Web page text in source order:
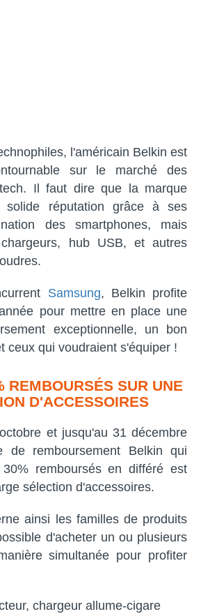
l'américain Belkin est
sur le marché des
Il faut dire que la marque
solide réputation grâce à ses
des smartphones, mais
hub USB, et autres
Samsung, Belkin profite
pour mettre en place une
exceptionnelle, un bon
ceux qui voudraient s'équiper !
REMBOURSÉS SUR UNE
D'ACCESSOIRES
et jusqu'au 31 décembre
de remboursement Belkin qui
remboursés en différé est
sélection d'accessoires.
ainsi les familles de produits
d'acheter un ou plusieurs
simultanée pour profiter
chargeur allume-cigare